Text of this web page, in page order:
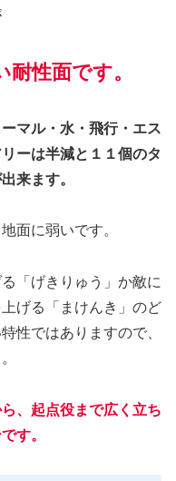
耐性面です。
マル・水・飛行・エス
ーは半減と１１個のタ
来ます。
面に弱いです。
「げきりゅう」か敵に
げる「まけんき」のど
性ではありますので、
、起点役まで広く立ち
す。